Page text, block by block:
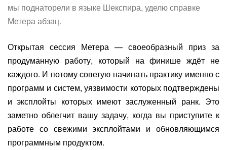
мы поднаторели в языке Шекспира, уделю справке
Метера абзац.
Открытая сессия Метера — своеобразный приз за
продуманную работу, который на финише ждёт не
каждого. И потому советую начинать практику именно с
программ и систем, уязвимости которых подтверждены
и эксплойты которых имеют заслуженный ранк. Это
заметно облегчит вашу задачу, когда вы приступите к
работе со свежими эксплойтами и обновляющимся
программным продуктом.